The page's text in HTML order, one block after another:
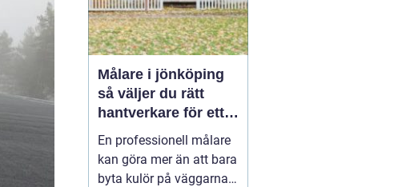
Målare i jönköping
så väljer du rätt
hantverkare för ett
hållbart resultat
En professionell målare
kan göra mer än att bara
byta kulör på väggarna.